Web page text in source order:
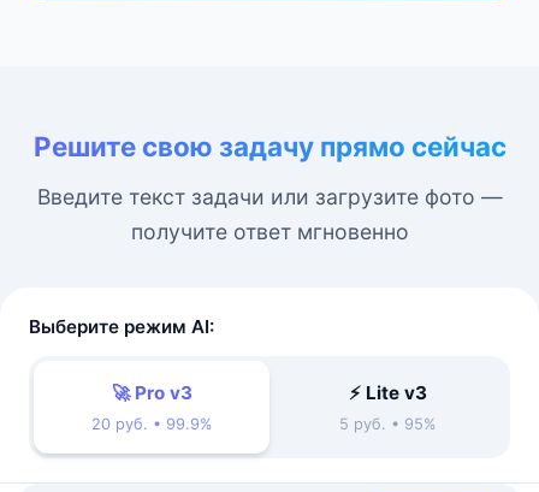
Решите свою задачу прямо сейчас
Введите текст задачи или загрузите фото —
получите ответ мгновенно
Выберите режим AI:
🚀 Pro v3
20 руб. • 99.9%
⚡ Lite v3
5 руб. • 95%